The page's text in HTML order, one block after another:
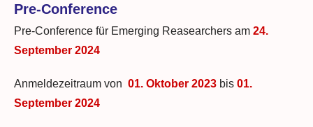
Pre-Conference
Pre-Conference für Emerging Reasearchers am 24.
September 2024
Anmeldezeitraum von 01. Oktober 2023 bis 01.
September 2024